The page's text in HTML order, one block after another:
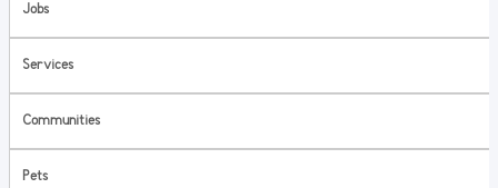
Jobs
Services
Communities
Pets